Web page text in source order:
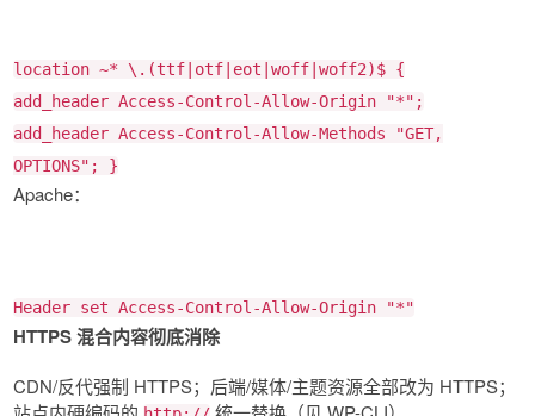
location ~* \.(ttf|otf|eot|woff|woff2)$ {
add_header Access-Control-Allow-Origin "*" ;
add_header Access-Control-Allow-Methods
"GET,
OPTIONS" ; }
Apache：
Header set Access-Control-Allow-Origin "*"
HTTPS 混合内容彻底消除
CDN/反代强制 HTTPS；后端/媒体/主题资源全部改为 HTTPS；